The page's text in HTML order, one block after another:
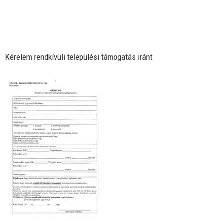
Kérelem rendkívüli települési támogatás iránt